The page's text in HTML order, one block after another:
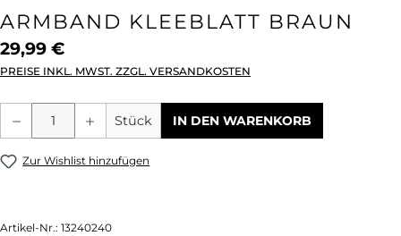
ARMBAND KLEEBLATT BRAUN
29,99 €
PREISE INKL. MWST. ZZGL. VERSANDKOSTEN
Produkt Anzahl: Gib den gewünschten
Stück IN DEN WARENKORB
Zur Wishlist hinzufügen
Artikel-Nr.: 13240240